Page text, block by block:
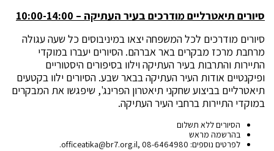
סיורים תיאטרליים מודרכים בעיר העתיקה – 10:00-14:00
סיורים מודרכים לכל המשפחה יצאו במיניבוסים כל שעה עגולה
מרחבת מרכז מבקרים באר אברהם. הסיורים יעברו במוקדי
התיירות והתרבות בעיר העתיקה וילוו בסיפורים היסטוריים
ופיקנטיים אודות העיר העתיקה בבאר שבע. הסיורים ילוו בקטעים
תיאטרליים בביצוע שחקני תיאטרון הפרינג', שיפגשו את המבקרים
במוקדי התיירות ברחבי העיר העתיקה.
הסיורים ללא תשלום
בהרשמה מראש
לפרטים נוספים:
officeatika@br7.org.il, 08-6464980.